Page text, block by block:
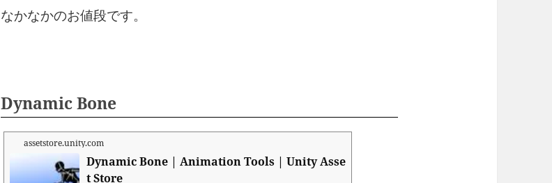
いう特性上、その肉体自体はコピー可能なので、クローン版としてより多
なかなかのお値段です。
Dynamic Bone
assetstore.unity.com
Dynamic Bone | Animation Tools | Unity Asse
t Store